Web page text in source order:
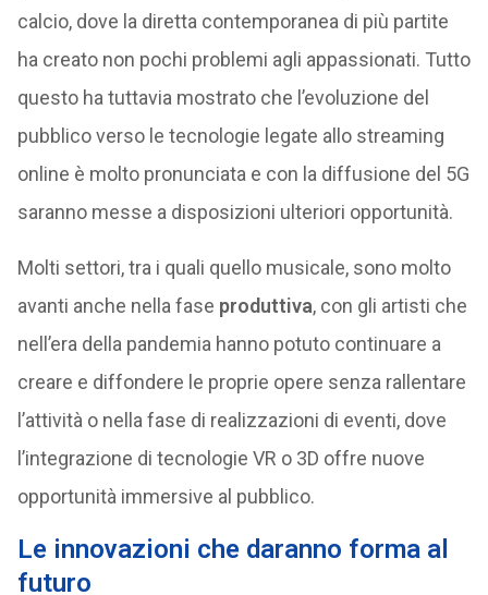
calcio, dove la diretta contemporanea di più partite
ha creato non pochi problemi agli appassionati. Tutto
questo ha tuttavia mostrato che l’evoluzione del
pubblico verso le tecnologie legate allo streaming
online è molto pronunciata e con la diffusione del 5G
saranno messe a disposizioni ulteriori opportunità.
Molti settori, tra i quali quello musicale, sono molto
avanti anche nella fase produttiva, con gli artisti che
nell’era della pandemia hanno potuto continuare a
creare e diffondere le proprie opere senza rallentare
l’attività o nella fase di realizzazioni di eventi, dove
l’integrazione di tecnologie VR o 3D offre nuove
opportunità immersive al pubblico.
Le innovazioni che daranno forma al
futuro